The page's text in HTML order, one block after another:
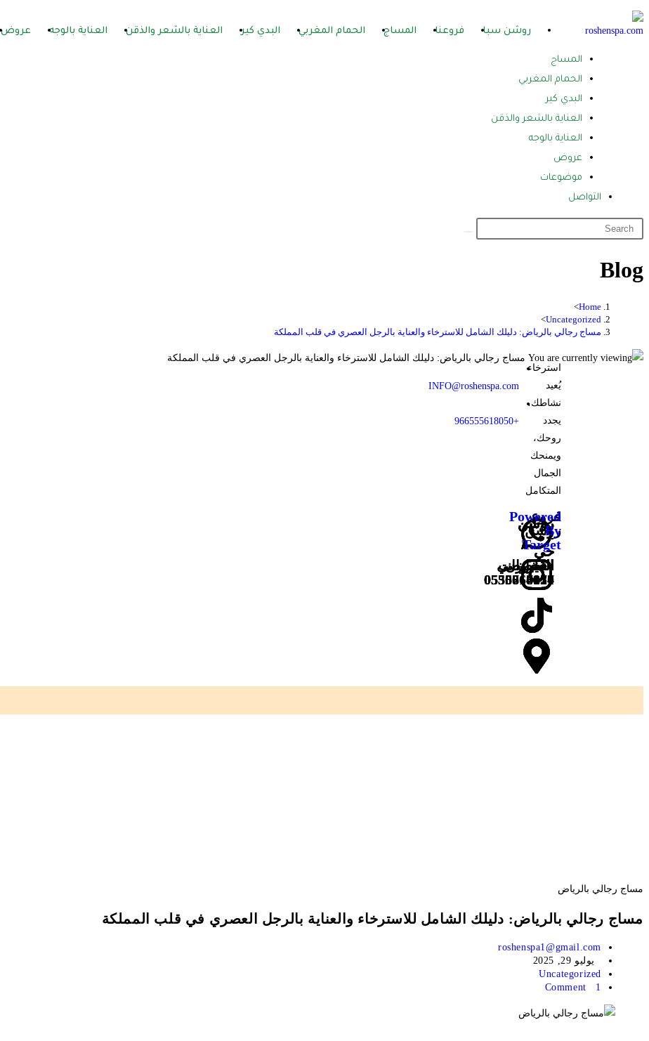
روشن سبا فروعنا المساج الحمام المغربي البدي كير العناية بالشعر والذقن العناية بالوجه عروض
المساج
الحمام المغربي
البدي كير
العناية بالشعر والذقن
العناية بالوجه
عروض
موضوعات
التواصل
Blog
Home
>
Uncategorized
>
مساج رجالي بالرياض: دليلك الشامل للاسترخاء والعناية بالرجل العصري في قلب المملكة
مساج رجالي بالرياض
مساج رجالي بالرياض: دليلك الشامل للاسترخاء والعناية بالرجل العصري في قلب المملكة
roshenspa1@gmail.com
يوليو 29, 2025
Uncategorized
1 Comment
استرخاء
يُعيد
نشاطك،
يجدد
روحك،
ويمنحك
الجمال
المتكامل
INFO@roshenspa.com
+966555618050
فروع
روشن
روشن
-
حي
العليا
0555618050
روشن
-
حي
القيروان
0555814171
روشن
-
حي
المغرزات
0550066824
روشن
-
حي
التخصصي
0536717917
Powered
By
Target